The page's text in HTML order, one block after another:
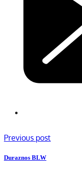
Previous post
Duraznos BLW